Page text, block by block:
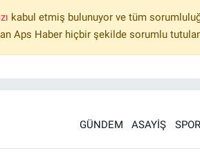
kabul etmiş bulunuyor ve tüm
Aps Haber hiçbir şekilde sorumlu
GÜNDEM ASAYİŞ SPOR